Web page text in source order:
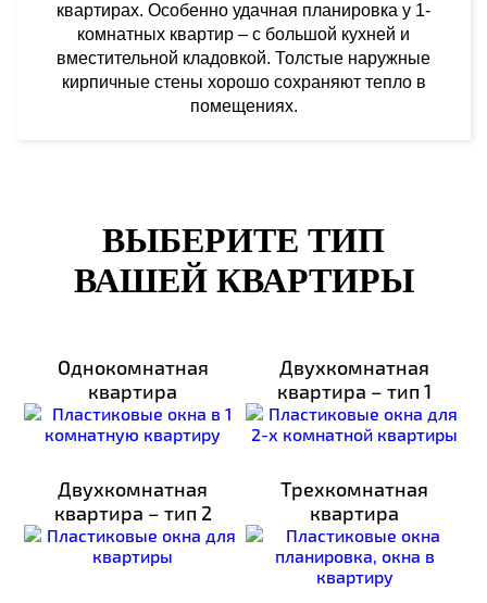
квартирах. Особенно удачная планировка у 1-
комнатных квартир – с большой кухней и
вместительной кладовкой. Толстые наружные
кирпичные стены хорошо сохраняют тепло в
помещениях.
ВЫБЕРИТЕ ТИП
ВАШЕЙ КВАРТИРЫ
Однокомнатная
квартира
Двухкомнатная
квартира – тип 1
Двухкомнатная
квартира – тип 2
Трехкомнатная
квартира